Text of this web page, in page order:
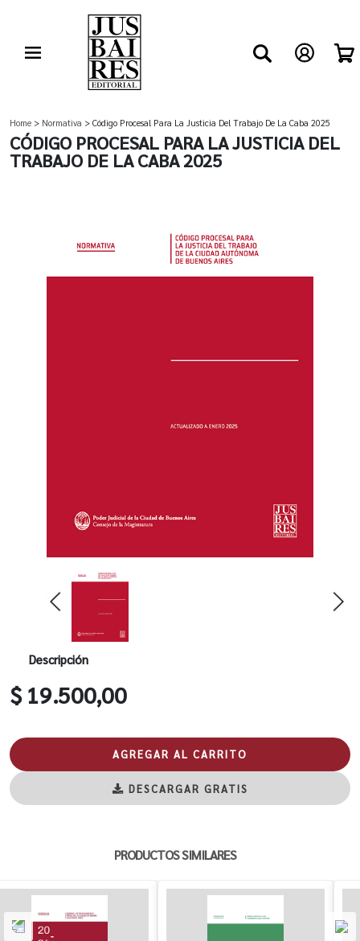
Home > Normativa > Código Procesal Para La Justicia Del Trabajo De La Caba 2025
CÓDIGO PROCESAL PARA LA JUSTICIA DEL
TRABAJO DE LA CABA 2025
Descripción
$ 19.500,00
AGREGAR AL CARRITO
DESCARGAR GRATIS
PRODUCTOS SIMILARES